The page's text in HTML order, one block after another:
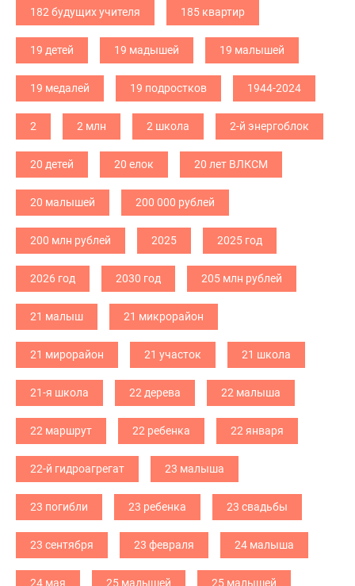
182 будущих учителя 185 квартир
19 детей 19 мадышей 19 малышей
19 медалей 19 подростков 1944-2024
2 2 млн 2 школа 2-й энергоблок
20 детей 20 елок 20 лет ВЛКСМ
20 малышей 200 000 рублей
200 млн рублей 2025 2025 год
2026 год 2030 год 205 млн рублей
21 малыш 21 микрорайон
21 мирорайон 21 участок 21 школа
21-я школа 22 дерева 22 малыша
22 маршрут 22 ребенка 22 января
22-й гидроагрегат 23 малыша
23 погибли 23 ребенка 23 свадьбы
23 сентября 23 февраля 24 малыша
24 мая 25 мадышей 25 малышей